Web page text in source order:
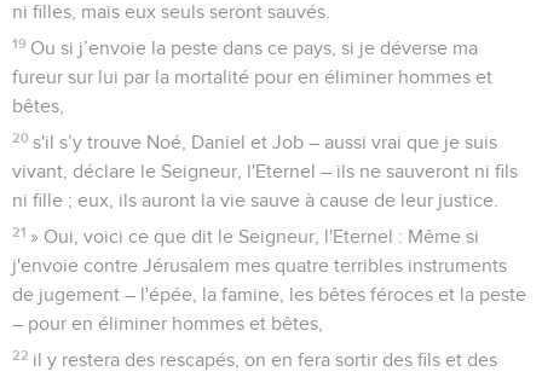
ni filles, mais eux seuls seront sauvés.
19 Ou si j’envoie la peste dans ce pays, si je déverse ma
fureur sur lui par la mortalité pour en éliminer hommes et
bêtes,
20 s'il s’y trouve Noé, Daniel et Job – aussi vrai que je suis
vivant, déclare le Seigneur, l'Eternel – ils ne sauveront ni fils
ni fille ; eux, ils auront la vie sauve à cause de leur justice.
21 » Oui, voici ce que dit le Seigneur, l'Eternel : Même si
j'envoie contre Jérusalem mes quatre terribles instruments
de jugement – l'épée, la famine, les bêtes féroces et la peste
– pour en éliminer hommes et bêtes,
22 il y restera des rescapés, on en fera sortir des fils et des